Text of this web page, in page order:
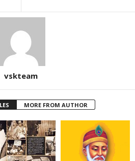
vskteam
MORE FROM AUTHOR